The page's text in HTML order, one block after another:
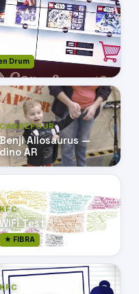
Drum
CARREFOUR
Benji Allosaurus —
dino AR
KFC
WiFi Test
★ FIBRA
KFC